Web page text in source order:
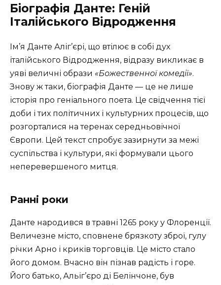
Біографія Данте: Геній
Італійського Відродження
Ім’я Данте Аліг’єрі, що втілює в собі дух
італійського Відродження, відразу викликає в
уяві величні образи «Божественної комедії».
Знову ж таки, біографія Данте — це не лише
історія про геніального поета. Це свідчення тієї
доби і тих політичних і культурних процесів, що
розгорталися на теренах середньовічної
Європи. Цей текст спробує зазирнути за межі
суспільства і культури, які формували цього
неперевершеного митця.
Ранні роки
Данте народився в травні 1265 року у Флоренції.
Величезне місто, сповнене брязкоту зброї, гулу
річки Арно і криків торговців. Це місто стало
його домом. Вчасно він пізнав радість і горе.
Його батько, Альіг’єро ді Белінчоне, був